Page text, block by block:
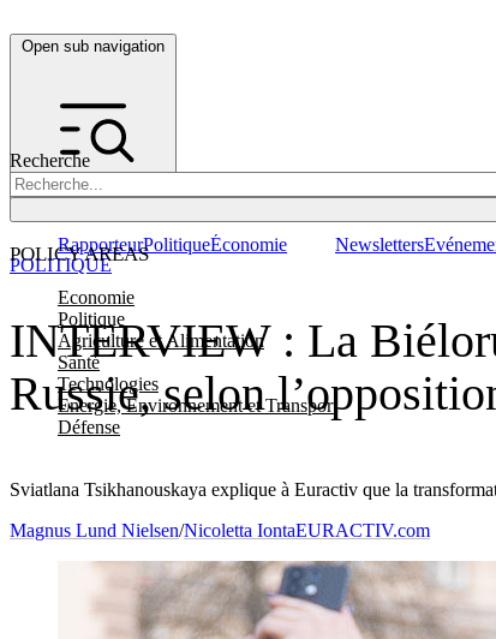
Open sub navigation
Recherche
POLICY AREAS
Economie
Politique
Agriculture et Alimentation
Santé
Technologies
Energie, Environnement et Transport
Défense
RapporteurPolitiqueÉconomie Newsletters
INTERVIEW : La
Russie, selon
Sviatlana Tsikhanouskaya explique à Euractiv que la
POLITIQUE
Magnus Lund Nielsen/Nicoletta IontaEURACTIV.com